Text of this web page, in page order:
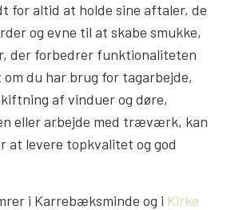
for altid at holde sine aftaler, de
og evne til at skabe smukke,
der forbedrer funktionaliteten
du har brug for tagarbejde,
af vinduer og døre,
eller arbejde med træværk, kan
at levere topkvalitet og god
i Karrebæksminde og i Kirke